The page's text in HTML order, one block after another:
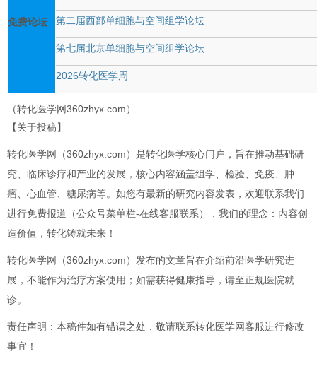
免费论坛 第二届西部单细胞与空间组学论坛
第七届北京单细胞与空间组学论坛
2026转化医学周
（转化医学网360zhyx.com）
【关于投稿】
转化医学网（360zhyx.com）是转化医学核心门户，旨在推动基础研
究、临床诊疗和产业的发展，核心内容涵盖组学、检验、免疫、肿
瘤、心血管、糖尿病等。如您有最新的研究内容发表，欢迎联系我们
进行免费报道（公众号菜单栏-在线客服联系），我们的理念：内容创
造价值，转化铸就未来！
转化医学网（360zhyx.com）发布的文章旨在介绍前沿医学研究进
展，不能作为治疗方案使用；如需获得健康指导，请至正规医院就
诊。
责任声明：本稿件如有错误之处，敬请联系转化医学网客服进行修改
事宜！